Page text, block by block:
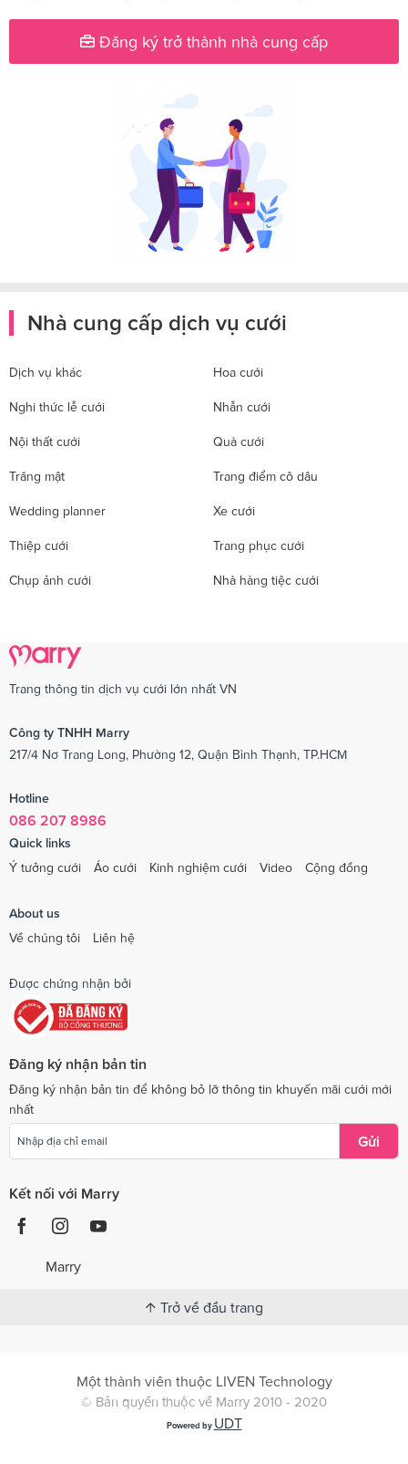
Đăng ký trở thành nhà cung cấp
Nhà cung cấp dịch vụ cưới
Dịch vụ khác Hoa cưới
Nghi thức lễ cưới Nhẫn cưới
Nội thất cưới Quà cưới
Trăng mật Trang điểm cô dâu
Wedding planner Xe cưới
Thiệp cưới Trang phục cưới
Chụp ảnh cưới Nhà hàng tiệc cưới
Trang thông tin dịch vụ cưới lớn nhất VN
Công ty TNHH Marry
217/4 Nơ Trang Long, Phường 12, Quận Bình Thạnh, TP.HCM
Hotline
086 207 8986
Quick links
Ý tưởng cưới
Áo cưới Kinh nghiệm cưới Video Cộng đồng
About us
Về chúng tôi
Liên hệ
Được chứng nhận bởi
Đăng ký nhận bản tin
Đăng ký nhận bản tin để không bỏ lỡ thông tin khuyến mãi cưới mới
nhất
Gửi
Kết nối với Marry
Marry
Trở về đầu trang
Một thành viên thuộc LIVEN Technology
© Bản quyền thuộc về Marry 2010 - 2020
Powered by UDT